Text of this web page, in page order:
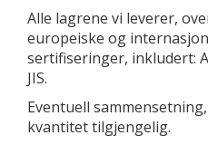
Alle lagrene vi leverer,
europeiske og
sertifiseringer, inkludert:
JIS.
Eventuell
kvantitet tilgjengelig.